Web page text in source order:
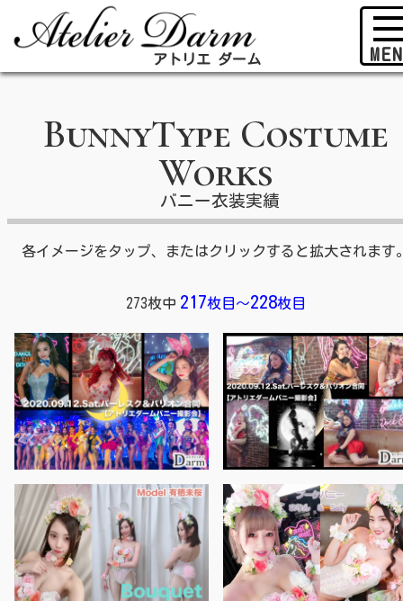
アトリエ ダーム
BunnyType Costume
Works
バニー衣装実績
各イメージをタップ、またはクリックすると拡大されます
273枚中 217枚目 ～228枚目